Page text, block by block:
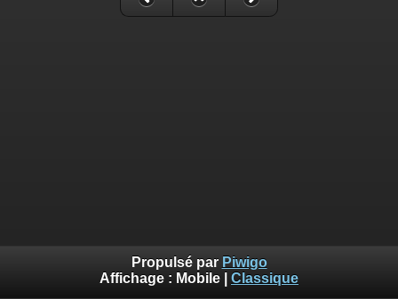
Propulsé par Piwigo
Affichage : Mobile Classique